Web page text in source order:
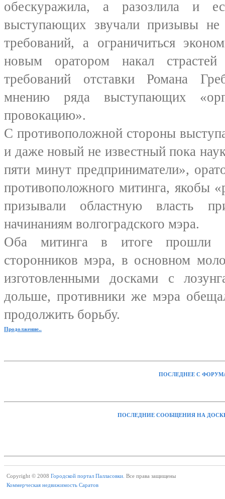
обескуражила, а разозлила и
выступающих звучали призывы не
требований, а ограничиться
новым оратором накал
требований отставки Романа
мнению ряда выступающих
провокацию».
С противоположной стороны
и даже новый не известный пока
пяти минут предприниматели»,
противоположного митинга, якобы
призывали областную власть
начинаниям волгоградского мэра.
Оба митинга в итоге прошли
сторонников мэра, в основном
изготовленными досками с
дольше, противники же мэра
продолжить борьбу.
Продолжение..
ПОСЛЕДНЕЕ С
ПОСЛЕДНИЕ СООБЩЕНИЯ НА
Copyright © 2008 Городской портал Палласовки. Все права защищены
Коммерческая недвижимость Саратов